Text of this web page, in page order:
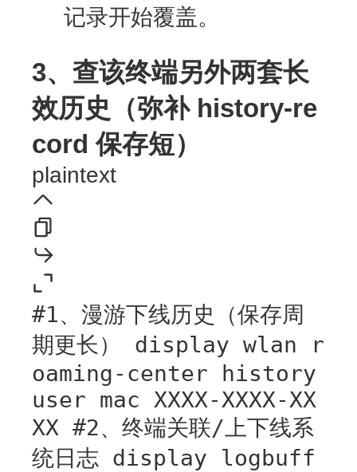
记录开始覆盖。
3、查该终端另外两套长
效历史（弥补 history-re
cord 保存短）
plaintext
#1、漫游下线历史（保存周
期更长） display wlan r
oaming-center history
user mac XXXX-XXXX-XX
XX #2、终端关联/上下线系
统日志 display logbuff